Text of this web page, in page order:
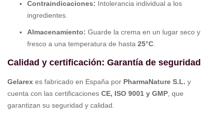
Contraindicaciones: Intolerancia individual a los
ingredientes.
Almacenamiento: Guarde la crema en un lugar seco y
fresco a una temperatura de hasta 25°C
Calidad y certificación: Garantía de seguridad
Gelarex es fabricado en España por PharmaNature S.L. y
cuenta con las certificaciones CE, ISO 9001 y GMP , que
garantizan su seguridad y calidad.